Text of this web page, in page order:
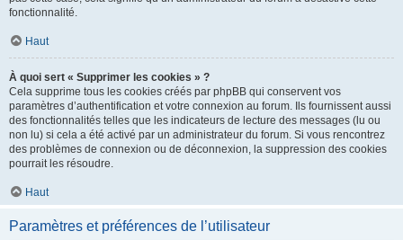
fonctionnalité.
Haut
À quoi sert « Supprimer les cookies » ?
Cela supprime tous les cookies créés par phpBB qui conservent vos
paramètres d’authentification et votre connexion au forum. Ils fournissent aussi
des fonctionnalités telles que les indicateurs de lecture des messages (lu ou
non lu) si cela a été activé par un administrateur du forum. Si vous rencontrez
des problèmes de connexion ou de déconnexion, la suppression des cookies
pourrait les résoudre.
Haut
Paramètres et préférences de l’utilisateur